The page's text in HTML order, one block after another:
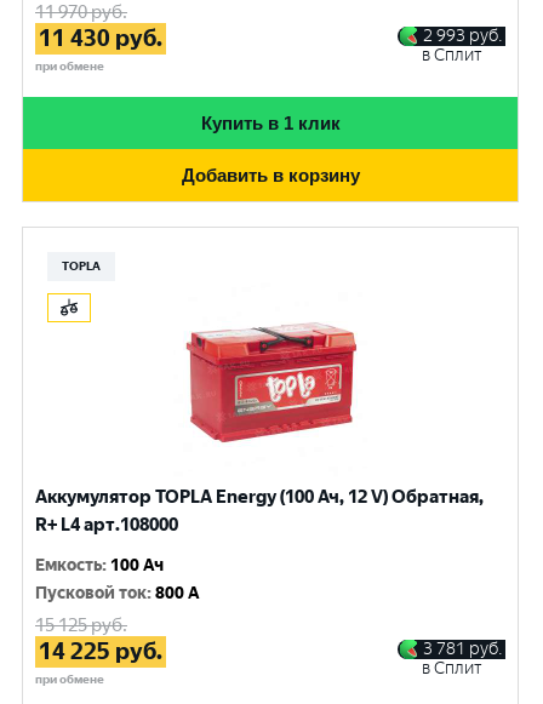
11 970руб.
11 430 руб.
при обмене
2 993 руб.
в Сплит
Купить в 1 клик
Добавить в корзину
TOPLA
Аккумулятор TOPLA Energy (100 Ач, 12 V) Обратная,
R+ L4 арт.108000
Емкость: 100 Ач
Пусковой ток:800 A
15 125руб.
14 225 руб.
при обмене
3 781 руб.
в Сплит